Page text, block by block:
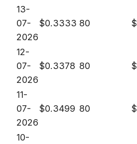
13-
07-
2026
$0.3333 80 $
12-
07-
2026
$0.3378 80 $
11-
07-
2026
$0.3499 80 $
10-